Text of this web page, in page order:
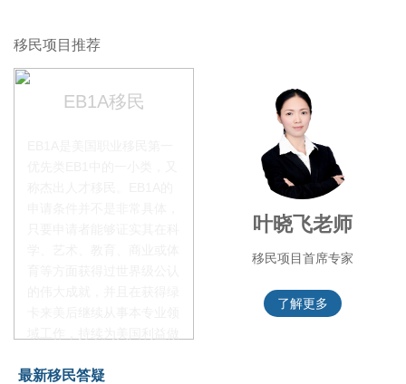
移民项目推荐
EB1A移民
额占全球移民签证配额的
叶晓飞老师
移民项目首席专家
了解更多
最新移民答疑